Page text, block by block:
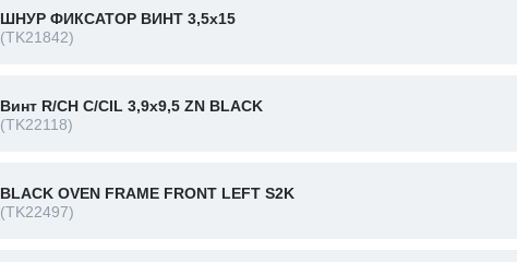
ШНУР ФИКСАТОР ВИНТ 3,5x15
(TK21842)
Винт R/CH C/CIL 3,9x9,5 ZN BLACK
(TK22118)
BLACK OVEN FRAME FRONT LEFT S2K
(TK22497)